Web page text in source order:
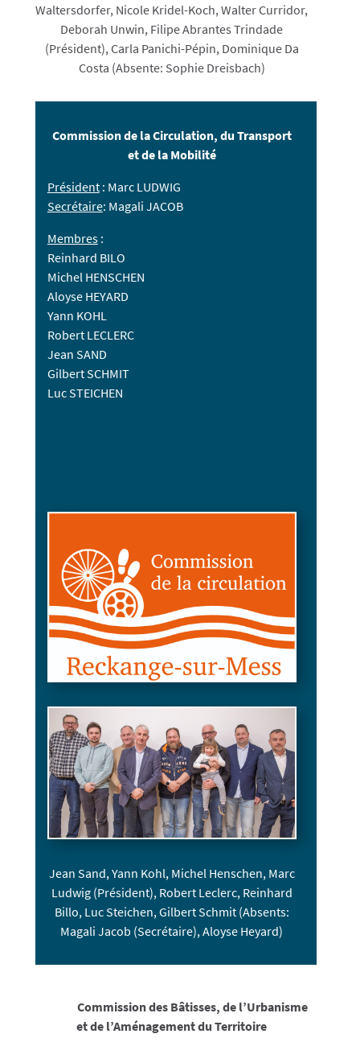
Waltersdorfer, Nicole Kridel-Koch, Walter Curridor,
Deborah Unwin, Filipe Abrantes Trindade
(Président), Carla Panichi-Pépin, Dominique Da
Costa (Absente: Sophie Dreisbach)
Commission de la Circulation, du Transport
et de la Mobilité
Président: Marc LUDWIG
Secrétaire: Magali JACOB
Membres:
Reinhard BILO
Michel HENSCHEN
Aloyse HEYARD
Yann KOHL
Robert LECLERC
Jean SAND
Gilbert SCHMIT
Luc STEICHEN
Jean Sand, Yann Kohl, Michel Henschen, Marc
Ludwig (Président), Robert Leclerc, Reinhard
Billo, Luc Steichen, Gilbert Schmit (Absents:
Magali Jacob (Secrétaire), Aloyse Heyard)
Commission des Bâtisses, de l’Urbanisme
et de l’Aménagement du Territoire